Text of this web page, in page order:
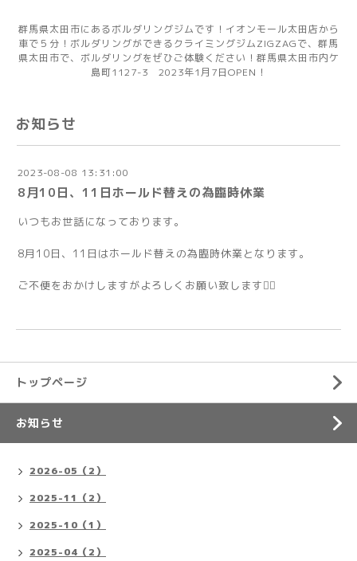
群馬県太田市にあるボルダリングジムです！イオンモール太田店から
車で５分！ボルダリングができるクライミングジムZIGZAGで、群馬
県太田市で、ボルダリングをぜひご体験ください！群馬県太田市内ケ
島町1127-3 2023年1月7日OPEN！
お知らせ
2023-08-08 13:31:00
8月10日、11日ホールド替えの為臨時休業
いつもお世話になっております。
8月10日、11日はホールド替えの為臨時休業となります。
ご不便をおかけしますがよろしくお願い致します🙇‍♀️
トップページ
お知らせ
2026-05（2）
2025-11（2）
2025-10（1）
2025-04（2）